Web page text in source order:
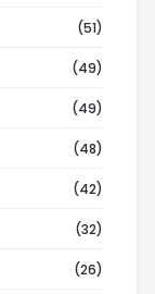
(51)
(49)
(49)
(48)
(42)
(32)
(26)